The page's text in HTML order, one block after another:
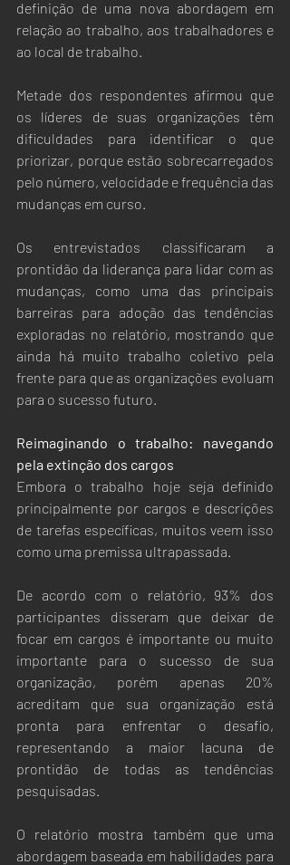
definição de uma nova abordagem em
relação ao trabalho, aos trabalhadores e
ao local de trabalho.
Metade dos respondentes afirmou que
os líderes de suas organizações têm
dificuldades para identificar o que
priorizar, porque estão sobrecarregados
pelo número, velocidade e frequência das
mudanças em curso.
Os entrevistados classificaram a
prontidão da liderança para lidar com as
mudanças, como uma das principais
barreiras para adoção das tendências
exploradas no relatório, mostrando que
ainda há muito trabalho coletivo pela
frente para que as organizações evoluam
para o sucesso futuro.
Reimaginando o trabalho: navegando
pela extinção dos cargos
Embora o trabalho hoje seja definido
principalmente por cargos e descrições
de tarefas específicas, muitos veem isso
como uma premissa ultrapassada.
De acordo com o relatório, 93% dos
participantes disseram que deixar de
focar em cargos é importante ou muito
importante para o sucesso de sua
organização, porém apenas 20%
acreditam que sua organização está
pronta para enfrentar o desafio,
representando a maior lacuna de
prontidão de todas as tendências
pesquisadas.
O relatório mostra também que uma
abordagem baseada em habilidades para